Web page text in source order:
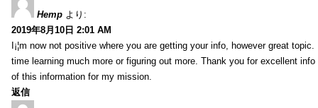
Hemp より:
2019年8月10日 2:01 AM
I¡¦m now not positive where you are getting your info, however great
time learning much more or figuring out more. Thank you for excellent
of this information for my mission.
返信